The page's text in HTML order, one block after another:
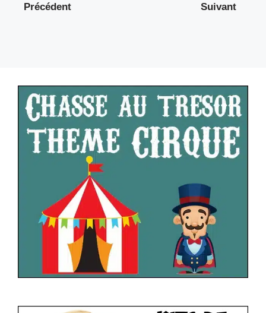
Précédent Suivant